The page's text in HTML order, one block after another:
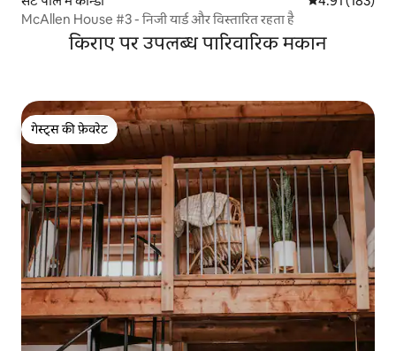
McAllen House #3 - निजी यार्ड और विस्तारित रहता है
किराए पर उपलब्ध पारिवारिक मकान
गेस्ट्स की फ़ेवरेट
गेस्ट्स की फ़ेवरेट